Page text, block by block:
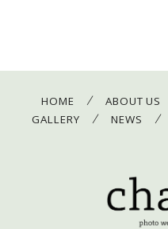
HOME / ABOUT US
GALLERY / NEWS /